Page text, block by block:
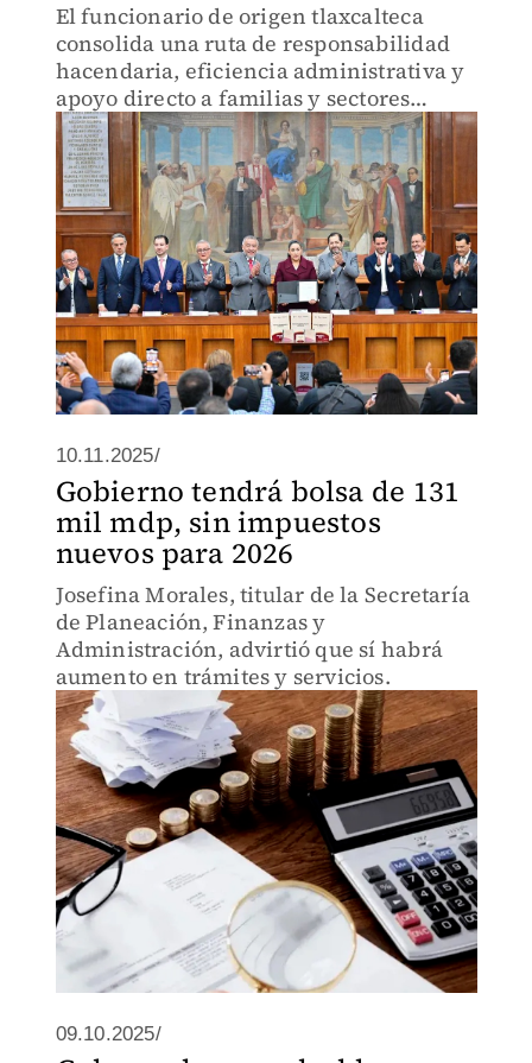
El funcionario de origen tlaxcalteca
consolida una ruta de responsabilidad
hacendaria, eficiencia administrativa y
apoyo directo a familias y sectores
productivos del Estado de México.
10.11.2025/
Gobierno tendrá bolsa de 131
mil mdp, sin impuestos
nuevos para 2026
Josefina Morales, titular de la Secretaría
de Planeación, Finanzas y
Administración, advirtió que sí habrá
aumento en trámites y servicios.
09.10.2025/